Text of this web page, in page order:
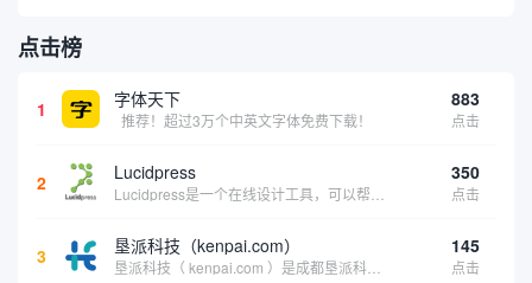
点击榜
1 字体天下
推荐！超过3万个中英文字体免费下载！
883
点击
2 Lucidpress 350
点击
3 垦派科技（kenpai.com） 145
点击